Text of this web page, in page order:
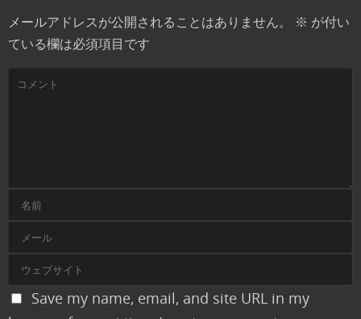
メールアドレスが公開されることはありません。 ※ が付い
ている欄は必須項目です
Save my name, email, and site URL in my